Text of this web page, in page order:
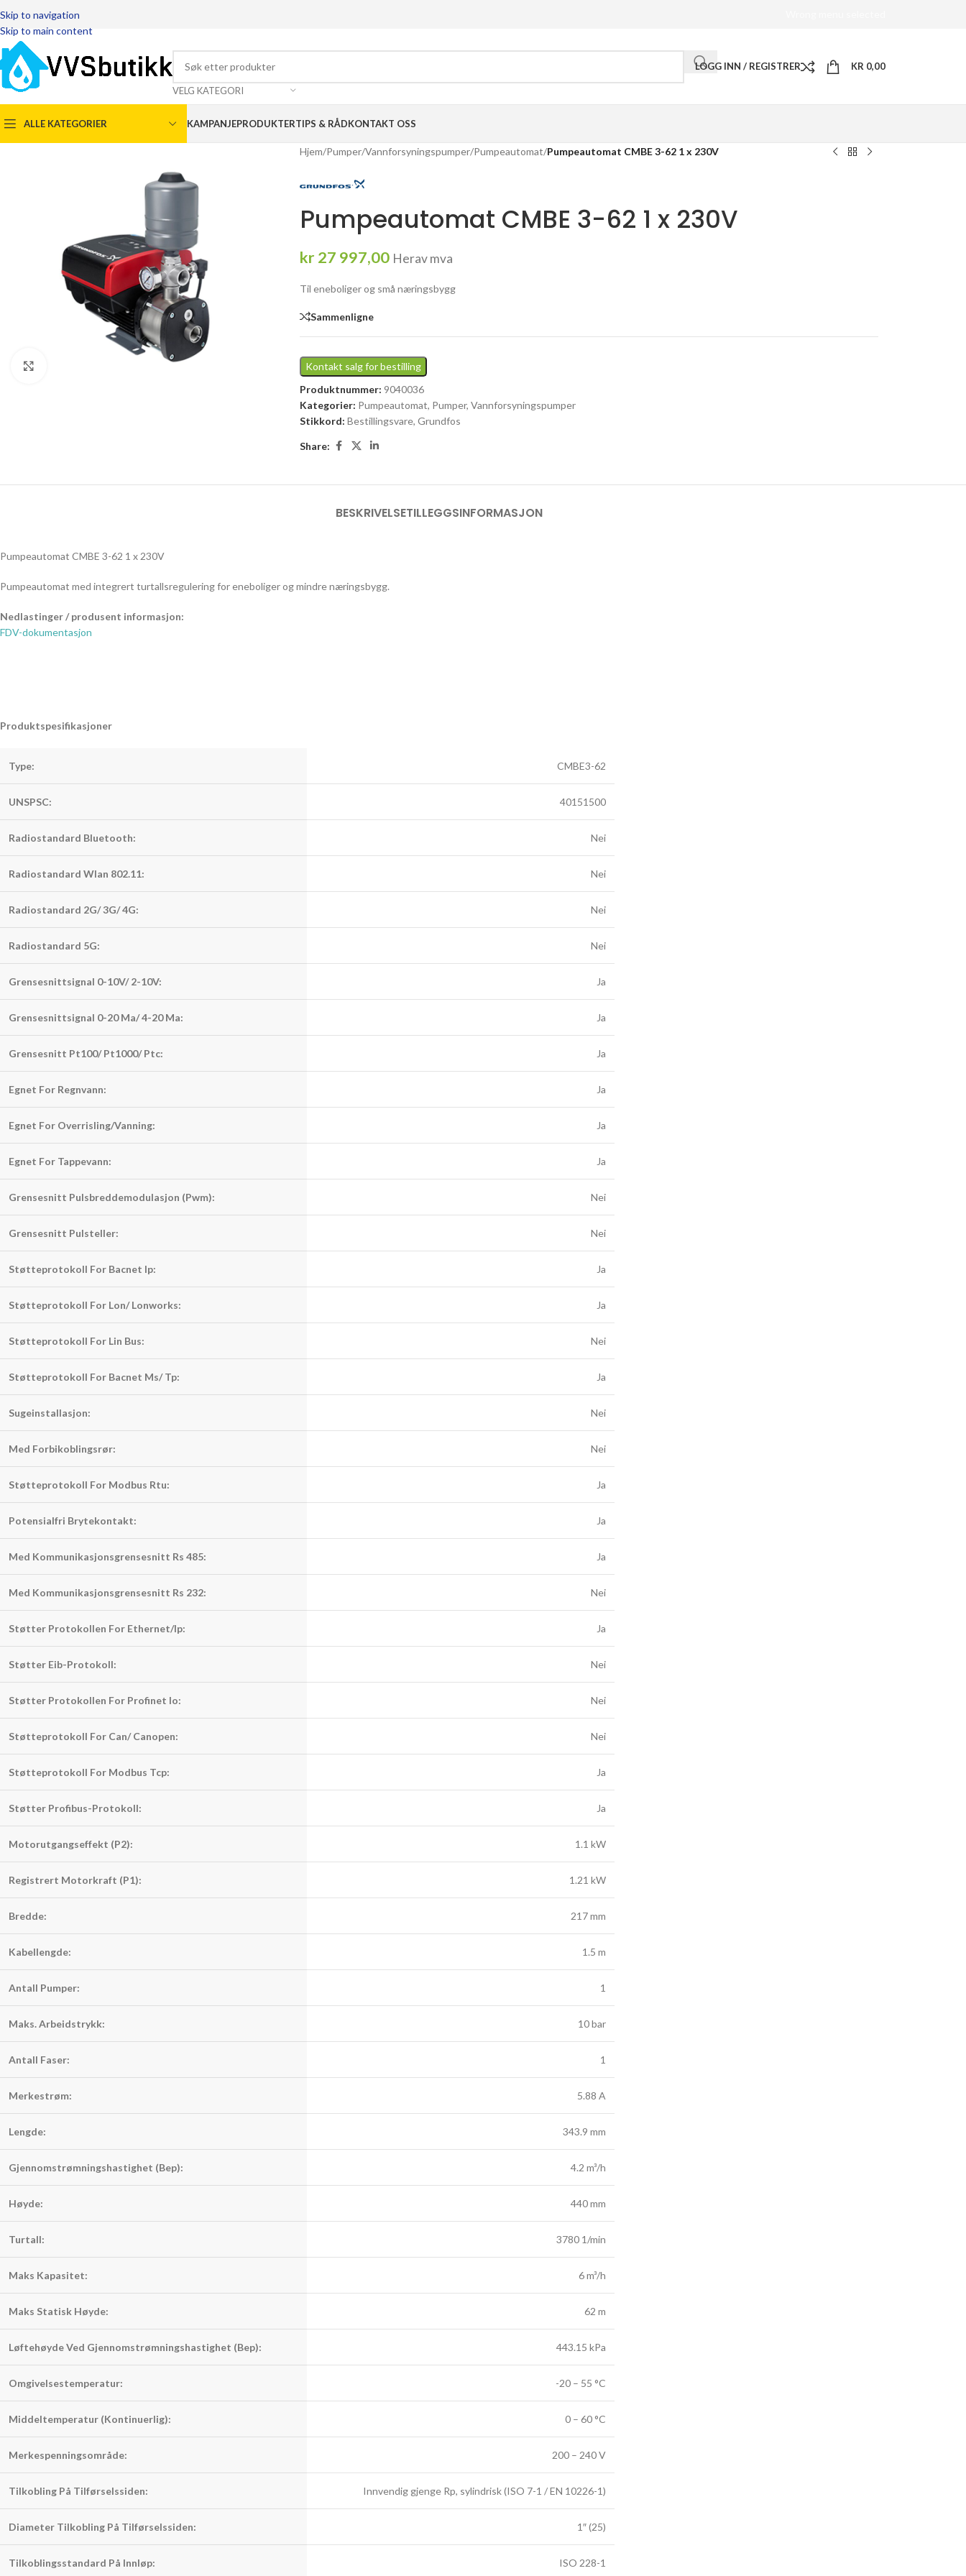
Skip to navigation
Skip to main content
VELG KATEGORI
LOGG INN / REGISTRER KR 0,00
ALLE KATEGORIER KAMPANJEPRODUKTERTIPS & RÅDKONTAKT OSS
Hjem/Pumper/Vannforsyningspumper/Pumpeautomat/Pumpeautomat CMBE 3-62 1 x 230V
Pumpeautomat CMBE 3-62 1 x 230V
kr 27 997,00 Herav mva
Til eneboliger og små næringsbygg
Sammenligne
Kontakt salg for bestilling
Produktnummer: 9040036
Kategorier: Pumpeautomat, Pumper, Vannforsyningspumper
Stikkord: Bestillingsvare, Grundfos
Share:
BESKRIVELSETILLEGGSINFORMASJON
Pumpeautomat CMBE 3-62 1 x 230V
Pumpeautomat med integrert turtallsregulering for eneboliger og mindre næringsbygg.
Nedlastinger / produsent informasjon:
FDV-dokumentasjon
Produktspesifikasjoner
Type: CMBE3-62
UNSPSC: 40151500
Radiostandard Bluetooth: Nei
Radiostandard Wlan 802.11: Nei
Radiostandard 2G/ 3G/ 4G: Nei
Radiostandard 5G: Nei
Grensesnittsignal 0-10V/ 2-10V: Ja
Grensesnittsignal 0-20 Ma/ 4-20 Ma: Ja
Grensesnitt Pt100/ Pt1000/ Ptc: Ja
Egnet For Regnvann: Ja
Egnet For Overrisling/Vanning: Ja
Egnet For Tappevann: Ja
Grensesnitt Pulsbreddemodulasjon (Pwm): Nei
Grensesnitt Pulsteller: Nei
Støtteprotokoll For Bacnet Ip: Ja
Støtteprotokoll For Lon/ Lonworks: Ja
Støtteprotokoll For Lin Bus: Nei
Støtteprotokoll For Bacnet Ms/ Tp: Ja
Sugeinstallasjon: Nei
Med Forbikoblingsrør: Nei
Støtteprotokoll For Modbus Rtu: Ja
Potensialfri Brytekontakt: Ja
Med Kommunikasjonsgrensesnitt Rs 485: Ja
Med Kommunikasjonsgrensesnitt Rs 232: Nei
Støtter Protokollen For Ethernet/Ip: Ja
Støtter Eib-Protokoll: Nei
Støtter Protokollen For Profinet Io: Nei
Støtteprotokoll For Can/ Canopen: Nei
Støtteprotokoll For Modbus Tcp: Ja
Støtter Profibus-Protokoll: Ja
Motorutgangseffekt (P2): 1.1 kW
Registrert Motorkraft (P1): 1.21 kW
Bredde: 217 mm
Kabellengde: 1.5 m
Antall Pumper: 1
Maks. Arbeidstrykk: 10 bar
Antall Faser: 1
Merkestrøm: 5.88 A
Lengde: 343.9 mm
Gjennomstrømningshastighet (Bep): 4.2 m³/h
Høyde: 440 mm
Turtall: 3780 1/min
Maks Kapasitet: 6 m³/h
Maks Statisk Høyde: 62 m
Løftehøyde Ved Gjennomstrømningshastighet (Bep): 443.15 kPa
Omgivelsestemperatur: -20 – 55 °C
Middeltemperatur (Kontinuerlig): 0 – 60 °C
Merkespenningsområde: 200 – 240 V
Tilkobling På Tilførselssiden: Innvendig gjenge Rp, sylindrisk (ISO 7-1 / EN 10226-1)
Diameter Tilkobling På Tilførselssiden: 1″ (25)
Tilkoblingsstandard På Innløp: ISO 228-1